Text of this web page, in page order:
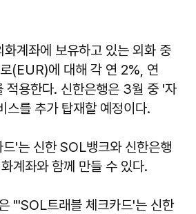
계좌에 보유하고 있는 외화 중
(EUR)에 대해 각 연 2%, 연
적용한다. 신한은행은 3월 중 '자
스를 추가 탑재할 예정이다.
'는 신한 SOL뱅크와 신한은행
계좌와 함께 만들 수 있다.
"'SOL트래블 체크카드'는 신한